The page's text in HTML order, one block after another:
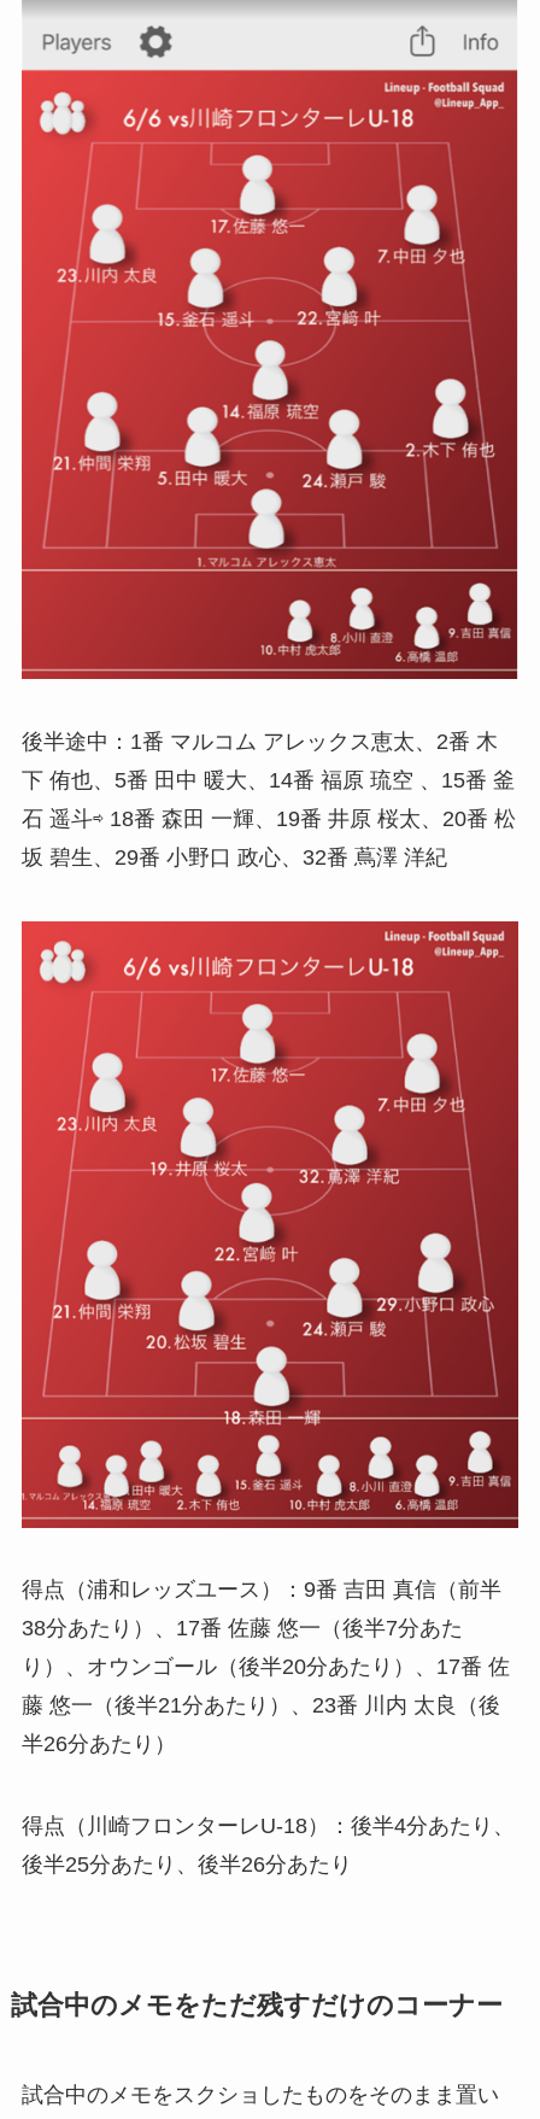
後半途中：1番 マルコム アレックス恵太、2番 木
下 侑也、5番 田中 暖大、14番 福原 琉空 、15番 釜
石 遥斗⇨ 18番 森田 一輝、19番 井原 桜太、20番 松
坂 碧生、29番 小野口 政心、32番 蔦澤 洋紀
得点（浦和レッズユース）：9番 吉田 真信（前半
38分あたり）、17番 佐藤 悠一（後半7分あた
り）、オウンゴール（後半20分あたり）、17番 佐
藤 悠一（後半21分あたり）、23番 川内 太良（後
半26分あたり）
得点（川崎フロンターレU-18）：後半4分あたり、
後半25分あたり、後半26分あたり
試合中のメモをただ残すだけのコーナー
試合中のメモをスクショしたものをそのまま置い